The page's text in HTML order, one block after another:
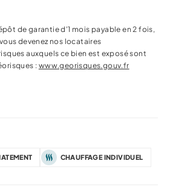
de garantie d'1 mois payable en 2 fois,
devenez nos locataires
auxquels ce bien est exposé sont
: www.georisques.gouv.fr
CHAUFFAGE INDIVIDUEL